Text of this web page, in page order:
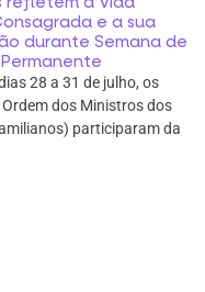
e a sua
durante Semana de
28 a 31 de julho, os
dos Ministros dos
participaram da